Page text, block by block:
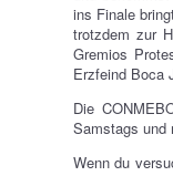
ins Finale
trotzdem zur
Gremios
Erzfeind Boca
Die
Samstags und
Wenn du